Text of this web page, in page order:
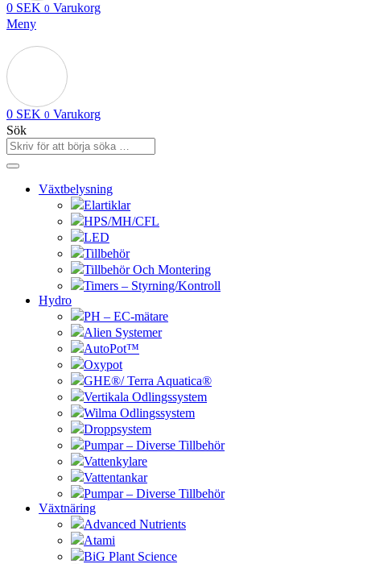
0 SEK 0 Varukorg
Meny
0 SEK 0 Varukorg
Sök
Växtbelysning
Elartiklar
HPS/MH/CFL
LED
Tillbehör
Tillbehör Och Montering
Timers – Styrning/Kontroll
Hydro
PH – EC-mätare
Alien Systemer
AutoPot™
Oxypot
GHE®/ Terra Aquatica®
Vertikala Odlingssystem
Wilma Odlingssystem
Droppsystem
Pumpar – Diverse Tillbehör
Vattenkylare
Vattentankar
Pumpar – Diverse Tillbehör
Växtnäring
Advanced Nutrients
Atami
BiG Plant Science